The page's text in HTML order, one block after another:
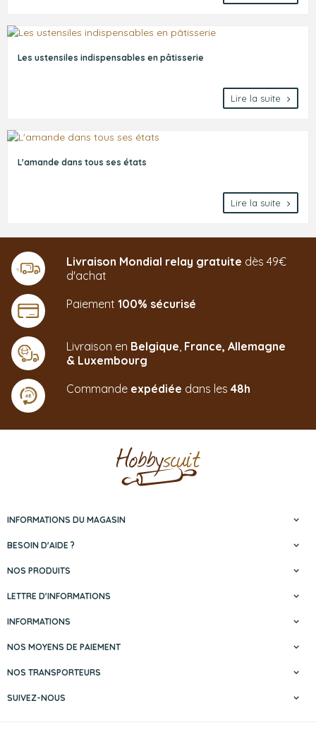
Les ustensiles indispensables en pâtisserie
Lire la suite
L'amande dans tous ses états
Lire la suite
Livraison Mondial relay gratuite dès 49€
d'achat
Paiement 100% sécurisé
Livraison en Belgique, France, Allemagne
& Luxembourg
Commande expédiée dans les 48h
INFORMATIONS DU MAGASIN
BESOIN D'AIDE ?
NOS PRODUITS
LETTRE D'INFORMATIONS
INFORMATIONS
NOS MOYENS DE PAIEMENT
NOS TRANSPORTEURS
SUIVEZ-NOUS